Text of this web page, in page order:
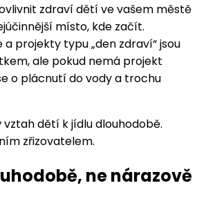
zdraví dětí ve vašem městě
místo, kde začít.
projekty typu „den zdraví“ jsou
ale pokud nemá projekt
o plácnutí do vody a trochu
dětí k jídlu dlouhodobě.
zřizovatelem.
ne nárazově